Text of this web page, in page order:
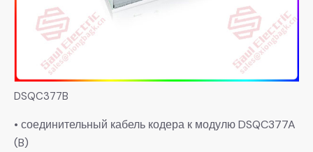
DSQC377B
• соединительный кабель кодера к модулю DSQC377A
(B)